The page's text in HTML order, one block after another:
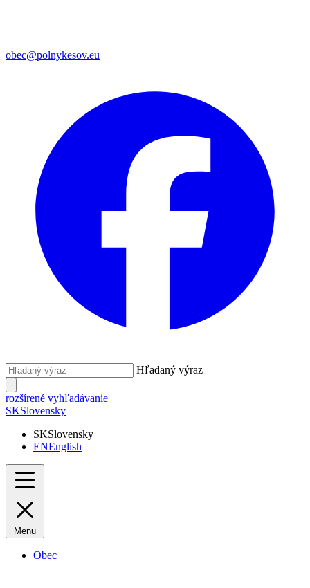
obec@polnykesov.eu
Hľadaný výraz
rozšírené vyhľadávanie
SKSlovensky
SKSlovensky
ENEnglish
Menu
Obec